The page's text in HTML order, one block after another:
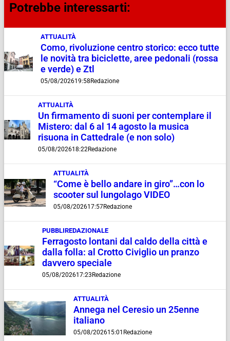
Potrebbe interessarti:
ATTUALITÀ
Como, rivoluzione centro storico: ecco tutte
le novità tra biciclette, aree pedonali (rossa
e verde) e Ztl
05/08/202619:58 Redazione
ATTUALITÀ
Un firmamento di suoni per contemplare il
Mistero: dal 6 al 14 agosto la musica
risuona in Cattedrale (e non solo)
05/08/202618:22Redazione
ATTUALITÀ
“Come è bello andare in giro”…con lo
scooter sul lungolago VIDEO
05/08/202617:57Redazione
PUBBLIREDAZIONALE
Ferragosto lontani dal caldo della città e
dalla folla: al Crotto Civiglio un pranzo
davvero speciale
05/08/202617:23 Redazione
ATTUALITÀ
Annega nel Ceresio un 25enne
italiano
05/08/202615:01 Redazione